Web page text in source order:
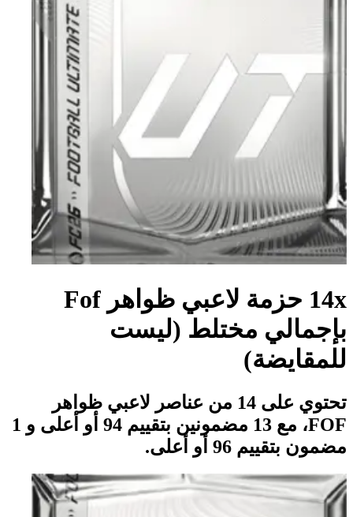
14x حزمة لاعبي ظواهر Fof
بإجمالي مختلط (ليست
للمقايضة)
تحتوي على 14 من عناصر لاعبي ظواهر
FOF، مع 13 مضمونين بتقييم 94 أو أعلى و 1
مضمون بتقييم 96 أو أعلى.